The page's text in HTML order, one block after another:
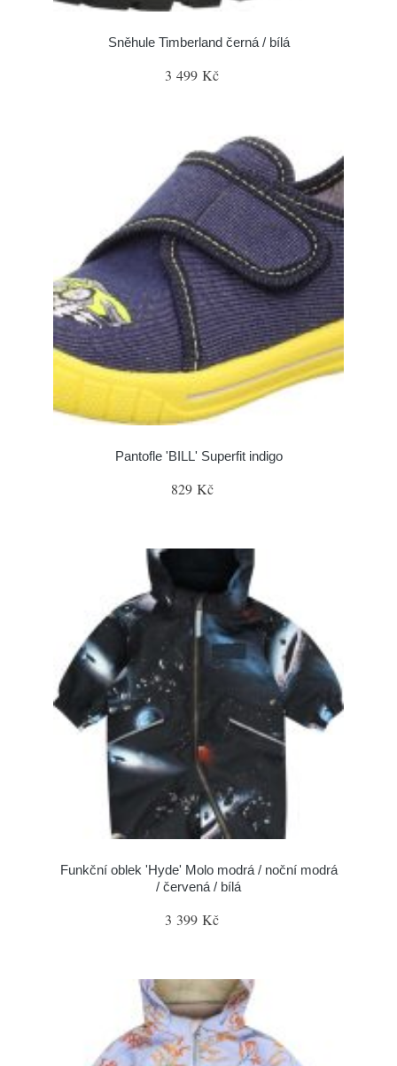
Sněhule Timberland černá / bílá
3 499 Kč
Pantofle 'BILL' Superfit indigo
829 Kč
Funkční oblek 'Hyde' Molo modrá / noční modrá
/ červená / bílá
3 399 Kč